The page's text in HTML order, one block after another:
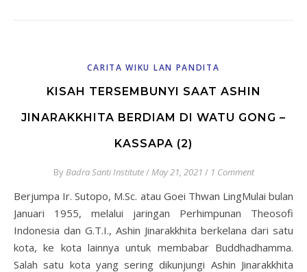
CARITA WIKU LAN PANDITA
KISAH TERSEMBUNYI SAAT ASHIN
JINARAKKHITA BERDIAM DI WATU GONG –
KASSAPA (2)
ByBadra Santi Institute/May 21, 2021 / 1 Comment
Berjumpa Ir. Sutopo, M.Sc. atau Goei Thwan LingMulai bulan
Januari 1955, melalui jaringan Perhimpunan Theosofi
Indonesia dan G.T.I., Ashin Jinarakkhita berkelana dari satu
kota, ke kota lainnya untuk membabar Buddhadhamma.
Salah satu kota yang sering dikunjungi Ashin Jinarakkhita